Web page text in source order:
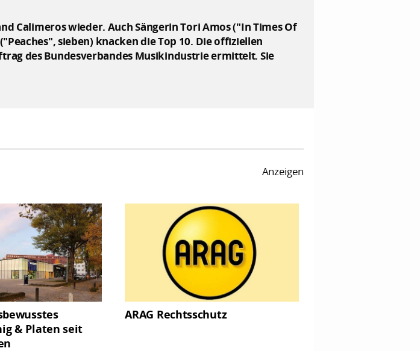
Calimeros wieder. Auch Sängerin Tori Amos ("In Times Of
sieben) knacken die Top 10. Die offiziellen
des Bundesverbandes Musikindustrie ermittelt. Sie
Anzeigen
& Platen seit
ARAG Rechtsschutz